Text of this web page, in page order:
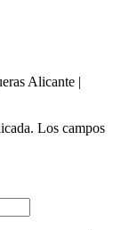
Alicante |
Los campos